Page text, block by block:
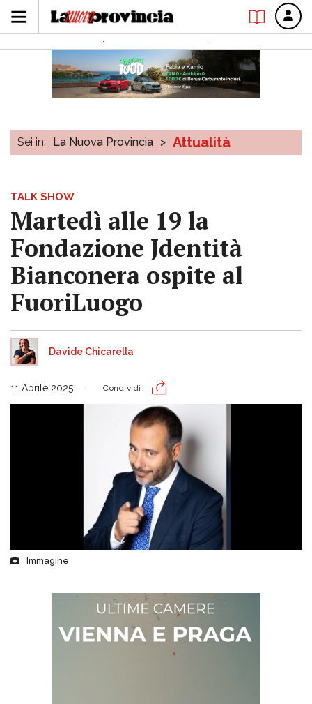
Sei in: La Nuova Provincia > Attualità
TALK SHOW
Martedì alle 19 la
Fondazione Jdentità
Bianconera ospite al
FuoriLuogo
Davide Chicarella
11 Aprile 2025 Condividi
Immagine